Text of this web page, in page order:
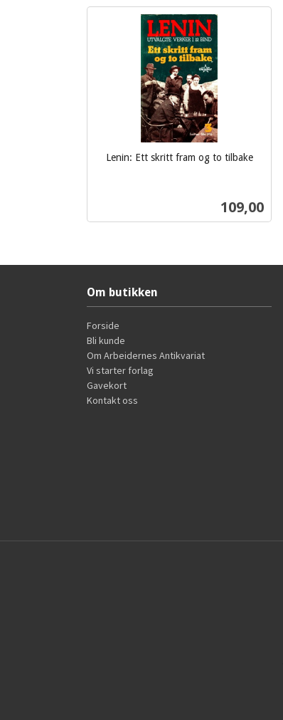
Lenin: Ett skritt fram og to tilbake
Pris
109,00
Om butikken
Forside
Bli kunde
Om Arbeidernes Antikvariat
Vi starter forlag
Gavekort
Kontakt oss